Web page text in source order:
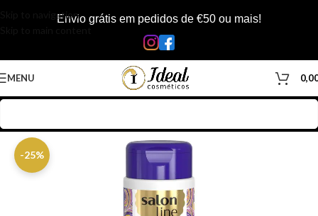
Skip to navigationEnvio grátis em pedidos de €50 ou mais!
MENU
-25%